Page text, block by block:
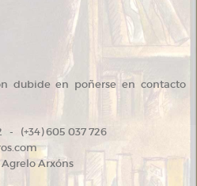
dubide en poñerse en contacto
- (+34) 605 037 726
Agrelo Arxóns